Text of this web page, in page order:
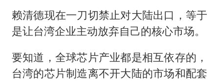
赖清德现在一刀切禁止对大陆出口，等于
是让台湾企业主动放弃自己的核心市场。
要知道，全球芯片产业都是相互依存的，
台湾的芯片制造离不开大陆的市场和配套